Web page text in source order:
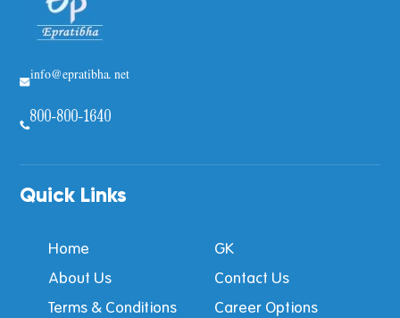
info@epratibha.net
800-800-1640
Quick Links
Home
GK
About Us
Contact Us
Terms & Conditions
Career Options